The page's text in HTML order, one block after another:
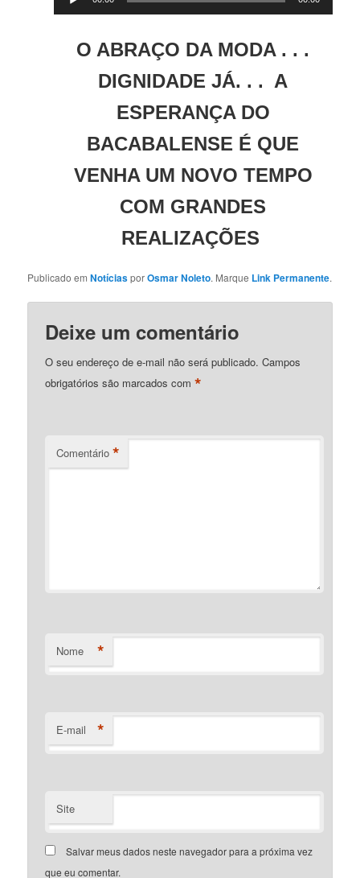
O ABRAÇO DA MODA . . .
DIGNIDADE JÁ. . . A
ESPERANÇA DO
BACABALENSE É QUE
VENHA UM NOVO TEMPO
COM GRANDES
REALIZAÇÕES
Publicado emNotíciasporOsmar Noleto. Marque Link Permanente.
Deixe um comentário
O seu endereço de e-mail não será publicado. Campos
obrigatórios são marcados com*
Comentário *
Nome *
E-mail *
Site
Salvar meus dados neste navegador para a próxima vez
que eu comentar.